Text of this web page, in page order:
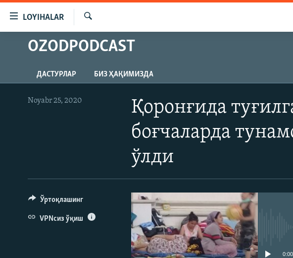
Бош
мавзуларга
навигацияга
ўтинг
Қидиришга
LOYIHALAR
OZODLIK SURISHTIRUVLARI
OZODARXIV
OZODPODCAST
ДАСТУРЛАР БИЗ ҲАҚИМИЗДА
Қоронғида
боғчаларда
ўлди
Noyabr 25, 2020
0:00
Ўртоқлашинг
VPNсиз ўқиш